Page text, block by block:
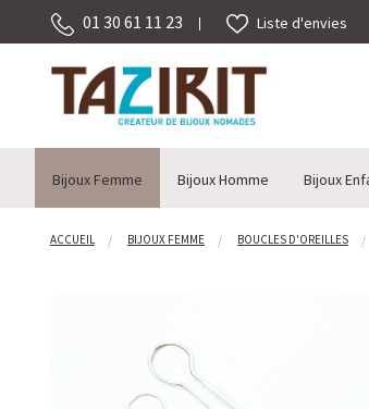
01 30 61 11 23 Liste d'envies
Bijoux Femme Bijoux Homme Bijoux
ACCUEIL BIJOUX FEMME BOUCLES D'OREILLES